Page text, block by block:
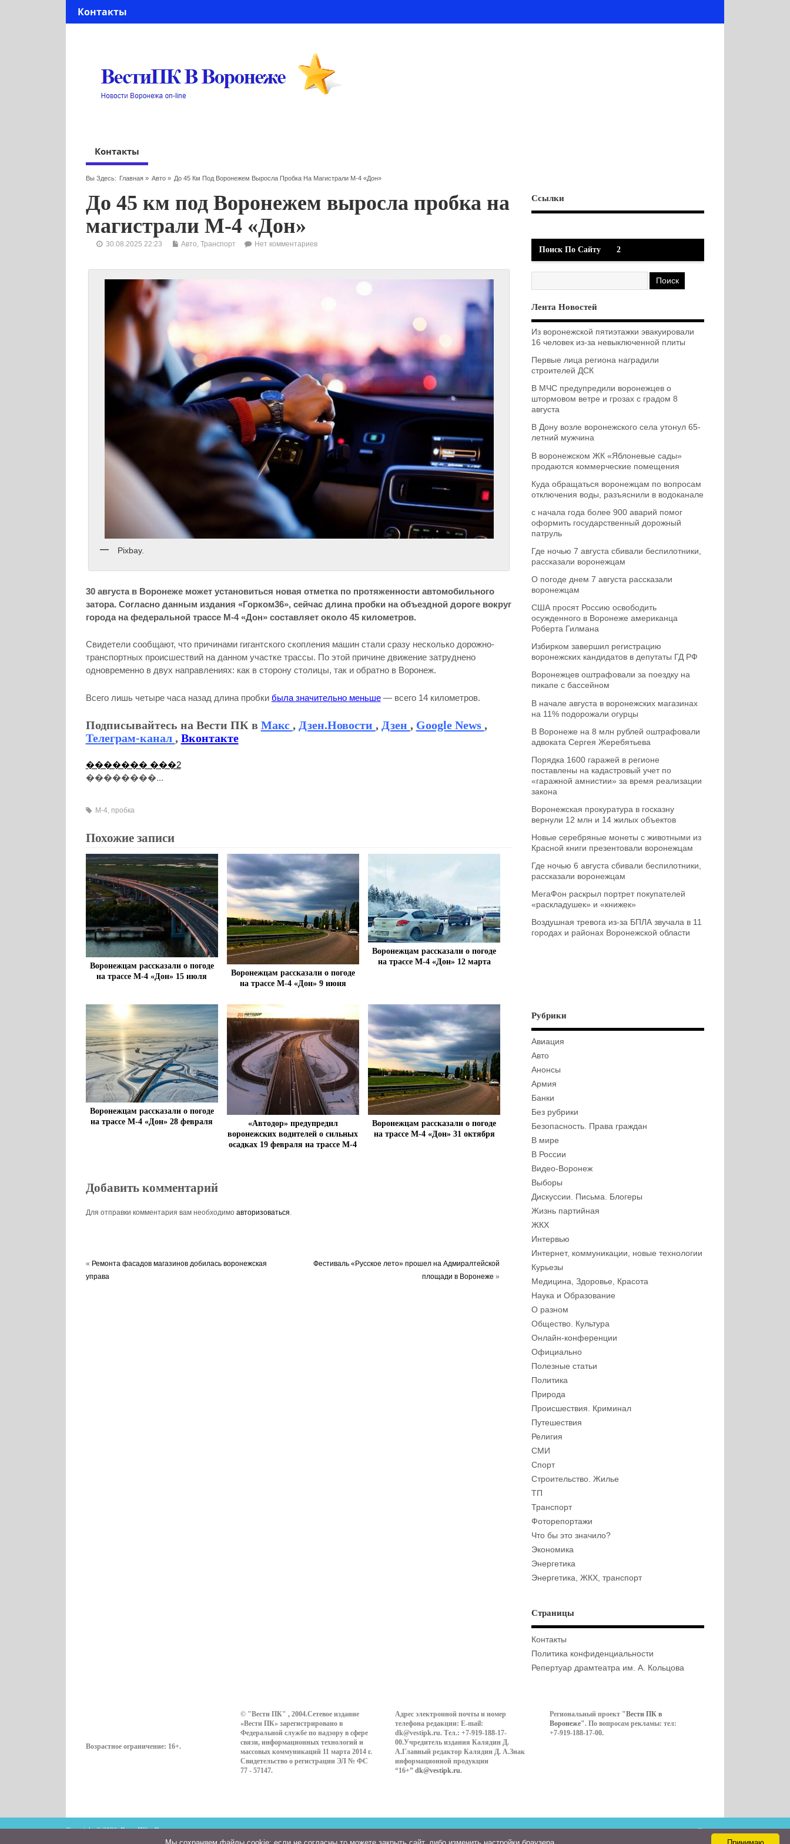
Контакты
Контакты
Вы Здесь: Главная» Авто » До 45 Км Под Воронежем Выросла Пробка На Магистрали М-4 «Дон»
До 45 км под Воронежем выросла пробка на
магистрали М-4 «Дон»
30.08.2025 22:23 Авто, Транспорт Нет комментариев
Pixbay.
30 августа в Воронеже может установиться новая отметка по протяженности автомобильного
затора. Согласно данным издания «Горком36», сейчас длина пробки на объездной дороге вокруг
города на федеральной трассе М-4 «Дон» составляет около 45 километров.
Свидетели сообщают, что причинами гигантского скопления машин стали сразу несколько дорожно-
транспортных происшествий на данном участке трассы. По этой причине движение затруднено
одновременно в двух направлениях: как в сторону столицы, так и обратно в Воронеж.
Всего лишь четыре часа назад длина пробки была значительно меньше— всего 14 километров.
Подписывайтесь на Вести ПК в Макс , Дзен.Новости , Дзен , Google News ,
Телеграм-канал , Вконтакте
������� ���2
��������...
М-4, пробка
Похожие записи
Воронежцам рассказали о погоде
на трассе М-4 «Дон» 15 июля
Воронежцам рассказали о погоде
на трассе М-4 «Дон» 9 июня
Воронежцам рассказали о погоде
на трассе М-4 «Дон» 12 марта
Воронежцам рассказали о погоде
на трассе М-4 «Дон» 28 февраля
«Автодор» предупредил
воронежских водителей о сильных
осадках 19 февраля на трассе М-4
Воронежцам рассказали о погоде
на трассе М-4 «Дон» 31 октября
Добавить комментарий
Для отправки комментария вам необходимо авторизоваться
« Ремонта фасадов магазинов добилась воронежская
управа
Фестиваль «Русское лето» прошел на Адмиралтейской
площади в Воронеже »
Ссылки
Поиск По Сайту 2
Лента Новостей
Из воронежской пятиэтажки эвакуировали
16 человек из-за невыключенной плиты
Первые лица региона наградили
строителей ДСК
В МЧС предупредили воронежцев о
штормовом ветре и грозах с градом 8
августа
В Дону возле воронежского села утонул 65-
летний мужчина
В воронежском ЖК «Яблоневые сады»
продаются коммерческие помещения
Куда обращаться воронежцам по вопросам
отключения воды, разъяснили в водоканале
с начала года более 900 аварий помог
оформить государственный дорожный
патруль
Где ночью 7 августа сбивали беспилотники,
рассказали воронежцам
О погоде днем 7 августа рассказали
воронежцам
США просят Россию освободить
осужденного в Воронеже американца
Роберта Гилмана
Избирком завершил регистрацию
воронежских кандидатов в депутаты ГД РФ
Воронежцев оштрафовали за поездку на
пикапе с бассейном
В начале августа в воронежских магазинах
на 11% подорожали огурцы
В Воронеже на 8 млн рублей оштрафовали
адвоката Сергея Жеребятьева
Порядка 1600 гаражей в регионе
поставлены на кадастровый учет по
«гаражной амнистии» за время реализации
закона
Воронежская прокуратура в госказну
вернули 12 млн и 14 жилых объектов
Новые серебряные монеты с животными из
Красной книги презентовали воронежцам
Где ночью 6 августа сбивали беспилотники,
рассказали воронежцам
МегаФон раскрыл портрет покупателей
«раскладушек» и «книжек»
Воздушная тревога из-за БПЛА звучала в 11
городах и районах Воронежской области
Рубрики
Авиация
Авто
Анонсы
Армия
Банки
Без рубрики
Безопасность. Права граждан
В мире
В России
Видео-Воронеж
Выборы
Дискуссии. Письма. Блогеры
Жизнь партийная
ЖКХ
Интервью
Интернет, коммуникации, новые технологии
Курьезы
Медицина, Здоровье, Красота
Наука и Образование
О разном
Общество. Культура
Онлайн-конференции
Официально
Полезные статьи
Политика
Природа
Происшествия. Криминал
Путешествия
Религия
СМИ
Спорт
Строительство. Жилье
ТП
Транспорт
Фоторепортажи
Что бы это значило?
Экономика
Энергетика
Энергетика, ЖКХ, транспорт
Страницы
Контакты
Политика конфиденциальности
Репертуар драмтеатра им. А. Кольцова
Возрастное ограничение: 16+.
© "Вести ПК" , 2004.Сетевое издание
«Вести ПК» зарегистрировано в
Федеральной службе по надзору в сфере
связи, информационных технологий и
массовых коммуникаций 11 марта 2014 г.
Свидетельство о регистрации ЭЛ № ФС
77 - 57147.
Адрес электронной почты и номер
телефона редакции: E-mail:
dk@vestipk.ru. Тел.: +7-919-188-17-
00.Учредитель издания Калядин Д.
А.Главный редактор Калядин Д. А.Знак
информационной продукции
“16+” dk@vestipk.ru.
Региональный проект "Вести ПК в
Воронеже". По вопросам рекламы: тел:
+7-919-188-17-00.
Copyright © 2026. ВестиПК в Воронеже Контакты